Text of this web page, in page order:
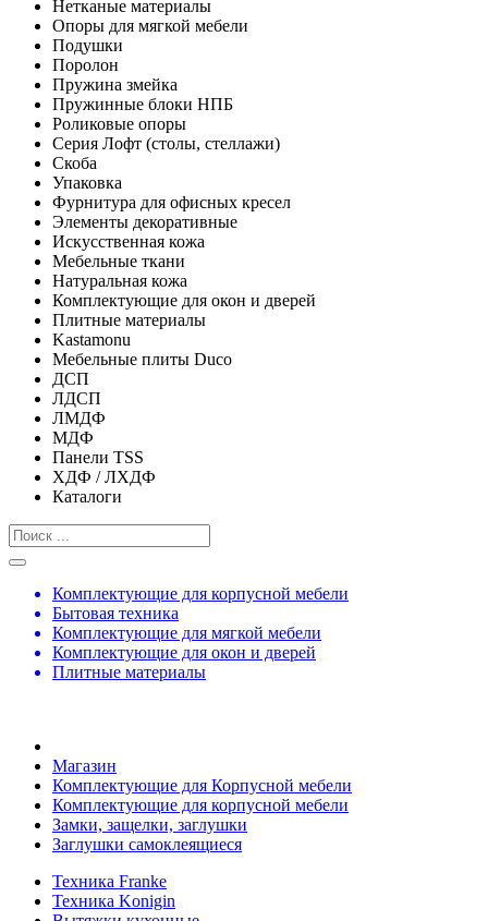
Нетканые материалы
Опоры для мягкой мебели
Подушки
Поролон
Пружина змейка
Пружинные блоки НПБ
Роликовые опоры
Серия Лофт (столы, стеллажи)
Скоба
Упаковка
Фурнитура для офисных кресел
Элементы декоративные
Искусственная кожа
Мебельные ткани
Натуральная кожа
Комплектующие для окон и дверей
Плитные материалы
Kastamonu
Мебельные плиты Duco
ДСП
ЛДСП
ЛМДФ
МДФ
Панели TSS
ХДФ / ЛХДФ
Каталоги
Комплектующие для корпусной мебели
Бытовая техника
Комплектующие для мягкой мебели
Комплектующие для окон и дверей
Плитные материалы
Магазин
Комплектующие для Корпусной мебели
Комплектующие для корпусной мебели
Замки, защелки, заглушки
Заглушки самоклеящиеся
Техника Franke
Техника Konigin